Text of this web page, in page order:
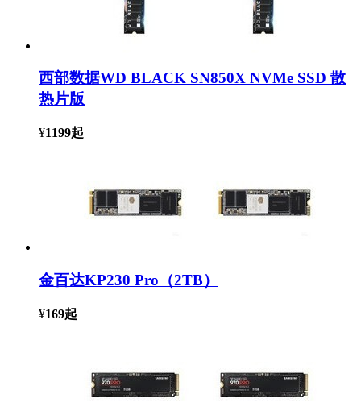
西部数据WD BLACK SN850X NVMe SSD 散
热片版
¥1199起
金百达KP230 Pro（2TB）
¥169起